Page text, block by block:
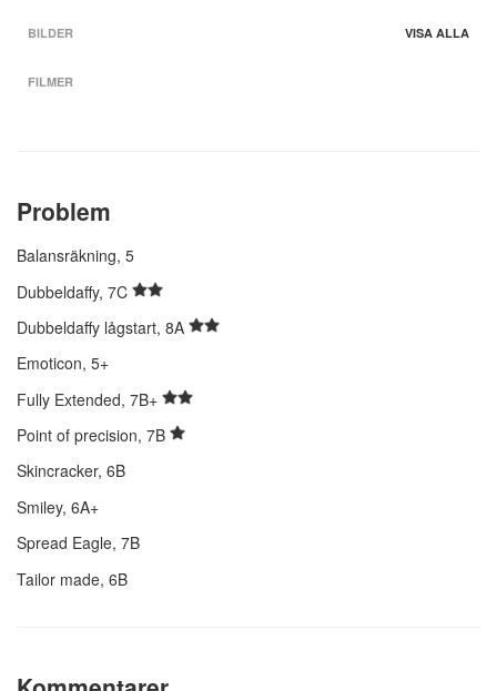
BILDER VISA ALLA
FILMER
Problem
Balansräkning, 5
Dubbeldaffy, 7C
Dubbeldaffy lågstart, 8A
Emoticon, 5+
Fully Extended, 7B+
Point of precision, 7B
Skincracker, 6B
Smiley, 6A+
Spread Eagle, 7B
Tailor made, 6B